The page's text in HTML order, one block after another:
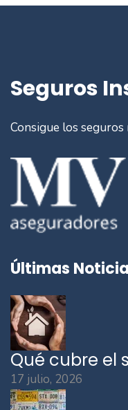
Seguros
Consigue los seguros
Últimas
Qué cubre el
17 julio, 2026